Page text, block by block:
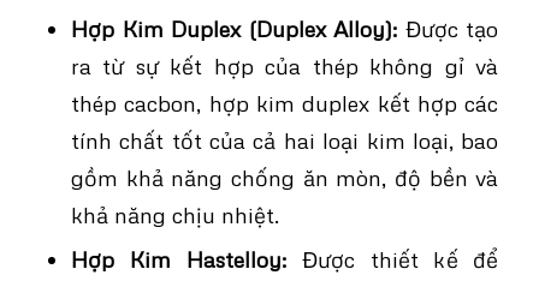
Hợp Kim Duplex (Duplex Alloy): Được tạo
ra từ sự kết hợp của thép không gỉ và
thép cacbon, hợp kim duplex kết hợp các
tính chất tốt của cả hai loại kim loại, bao
gồm khả năng chống ăn mòn, độ bền và
khả năng chịu nhiệt.
Hợp Kim Hastelloy:Được thiết kế để